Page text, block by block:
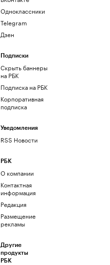
Одноклассники
Telegram
Дзен
Подписки
Скрыть баннеры
на РБК
Подписка на РБК
Корпоративная
подписка
Уведомления
RSS Новости
РБК
О компании
Контактная
информация
Редакция
Размещение
рекламы
Другие
продукты
РБК